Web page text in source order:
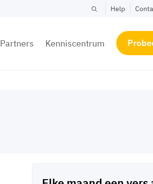
Help
Partners Kenniscentrum